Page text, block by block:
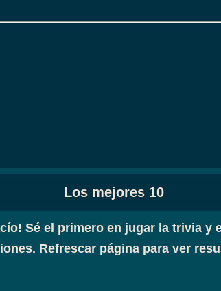
Los mejores 10
Sé el primero en jugar la trivia y
Refrescar página para ver